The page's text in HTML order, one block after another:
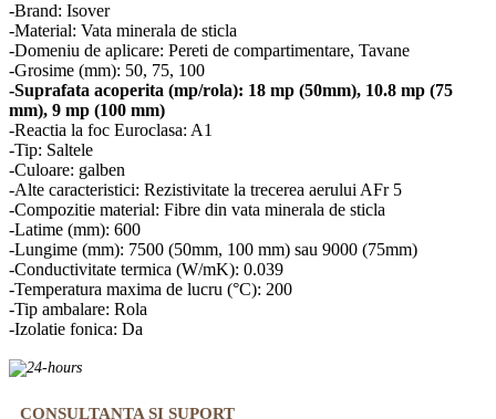
-Brand: Isover
-Material: Vata minerala de sticla
-Domeniu de aplicare: Pereti de compartimentare, Tavane
-Grosime (mm): 50, 75, 100
-Suprafata acoperita (mp/rola): 18 mp (50mm), 10.8 mp (75
mm), 9 mp (100 mm)
-Reactia la foc Euroclasa: A1
-Tip: Saltele
-Culoare: galben
-Alte caracteristici: Rezistivitate la trecerea aerului AFr 5
-Compozitie material: Fibre din vata minerala de sticla
-Latime (mm): 600
-Lungime (mm): 7500 (50mm, 100 mm) sau 9000 (75mm)
-Conductivitate termica (W/mK): 0.039
-Temperatura maxima de lucru (°C): 200
-Tip ambalare: Rola
-Izolatie fonica: Da
CONSULTANTA SI SUPORT